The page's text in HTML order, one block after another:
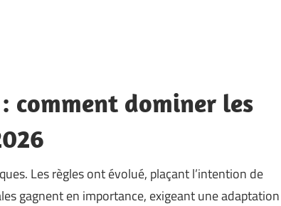
comment dominer les
Les règles ont évolué, plaçant l’intention de
gagnent en importance, exigeant une adaptation